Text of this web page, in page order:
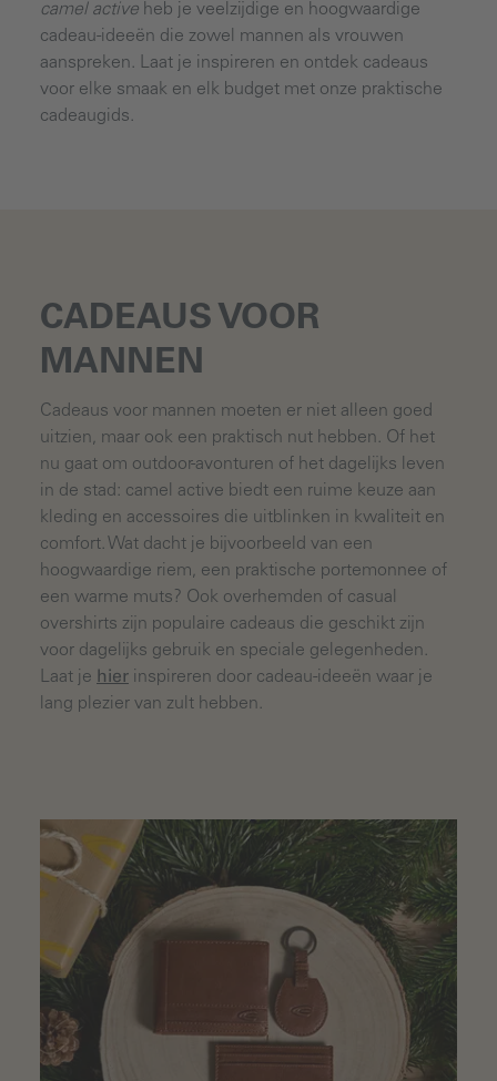
camel active heb je veelzijdige en hoogwaardige
cadeau-ideeën die zowel mannen als vrouwen
aanspreken. Laat je inspireren en ontdek cadeaus
voor elke smaak en elk budget met onze praktische
cadeaugids.
CADEAUS VOOR
MANNEN
Cadeaus voor mannen moeten er niet alleen goed
uitzien, maar ook een praktisch nut hebben. Of het
nu gaat om outdoor-avonturen of het dagelijks leven
in de stad: camel active biedt een ruime keuze aan
kleding en accessoires die uitblinken in kwaliteit en
comfort. Wat dacht je bijvoorbeeld van een
hoogwaardige riem, een praktische portemonnee of
een warme muts? Ook overhemden of casual
overshirts zijn populaire cadeaus die geschikt zijn
voor dagelijks gebruik en speciale gelegenheden.
Laat je hier inspireren door cadeau-ideeën waar je
lang plezier van zult hebben.